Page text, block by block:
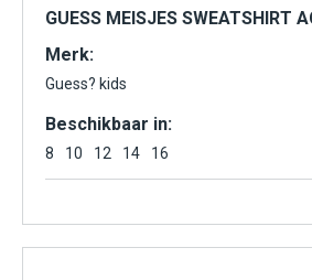
GUESS MEISJES SWEATSHIRT
Merk:
Guess? kids
Beschikbaar in:
8 10 12 14 16